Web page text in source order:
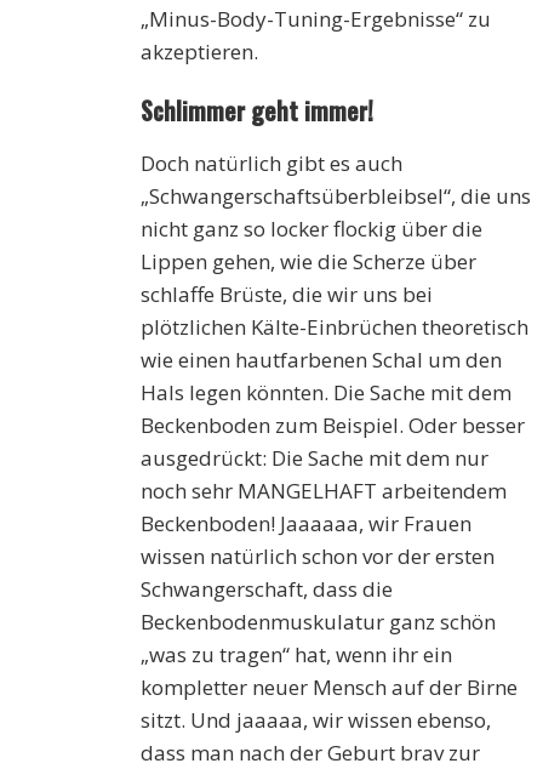
„Minus-Body-Tuning-Ergebnisse“ zu
akzeptieren.
Schlimmer geht immer!
Doch natürlich gibt es auch
„Schwangerschaftsüberbleibsel“, die uns
nicht ganz so locker flockig über die
Lippen gehen, wie die Scherze über
schlaffe Brüste, die wir uns bei
plötzlichen Kälte-Einbrüchen theoretisch
wie einen hautfarbenen Schal um den
Hals legen könnten. Die Sache mit dem
Beckenboden zum Beispiel. Oder besser
ausgedrückt: Die Sache mit dem nur
noch sehr MANGELHAFT arbeitendem
Beckenboden! Jaaaaaa, wir Frauen
wissen natürlich schon vor der ersten
Schwangerschaft, dass die
Beckenbodenmuskulatur ganz schön
„was zu tragen“ hat, wenn ihr ein
kompletter neuer Mensch auf der Birne
sitzt. Und jaaaaa, wir wissen ebenso,
dass man nach der Geburt brav zur